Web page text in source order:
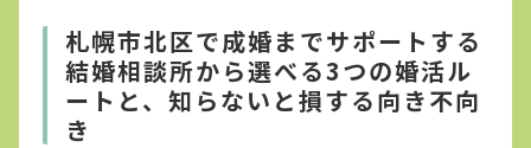
札幌市北区で成婚までサポートする
結婚相談所から選べる3つの婚活ル
ートと、知らないと損する向き不向
き